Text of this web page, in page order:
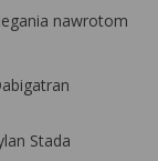
nawrotom
Stada